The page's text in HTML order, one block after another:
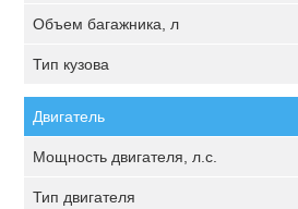
Объем багажника, л
Тип кузова
Двигатель
Мощность двигателя, л.с.
Тип двигателя